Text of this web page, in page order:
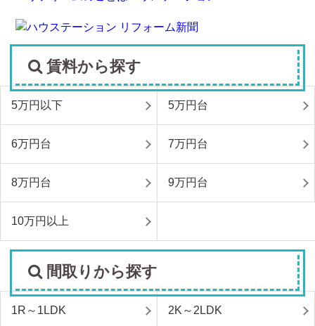
賃料から探す
5万円以下 5万円台
6万円台 7万円台
8万円台 9万円台
10万円以上
間取りから探す
1R～1LDK 2K～2LDK